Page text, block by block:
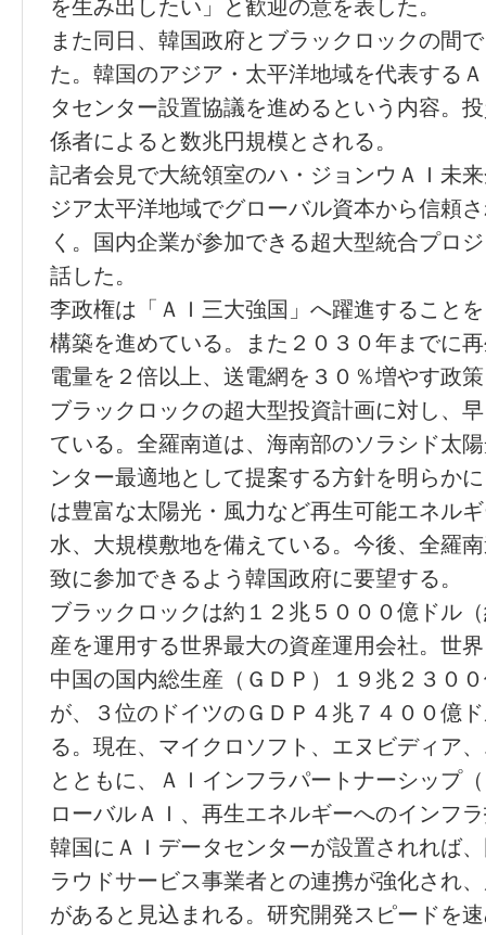
を生み出したい」と歓迎の意を表した。
また同日、韓国政府とブラックロックの間
た。韓国のアジア・太平洋地域を代表する
タセンター設置協議を進めるという内容。
係者によると数兆円規模とされる。
記者会見で大統領室のハ・ジョンウＡＩ未
ジア太平洋地域でグローバル資本から信頼
く。国内企業が参加できる超大型統合プロ
話した。
李政権は「ＡＩ三大強国」へ躍進すること
構築を進めている。また２０３０年までに
電量を２倍以上、送電網を３０％増やす政
ブラックロックの超大型投資計画に対し、
ている。全羅南道は、海南部のソラシド太
ンター最適地として提案する方針を明らか
は豊富な太陽光・風力など再生可能エネル
水、大規模敷地を備えている。今後、全羅
致に参加できるよう韓国政府に要望する。
ブラックロックは約１２兆５０００億ドル
産を運用する世界最大の資産運用会社。世
中国の国内総生産（ＧＤＰ）１９兆２３０
が、３位のドイツのＧＤＰ４兆７４００億
る。現在、マイクロソフト、エヌビディア
とともに、ＡＩインフラパートナーシップ
ローバルＡＩ、再生エネルギーへのインフ
韓国にＡＩデータセンターが設置されれば
ラウドサービス事業者との連携が強化され
があると見込まれる。研究開発スピードを